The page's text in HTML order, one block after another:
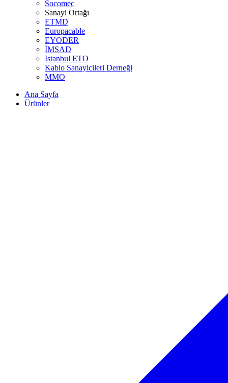
Socomec
Sanayi Ortağı
ETMD
Europacable
EYODER
İMSAD
Istanbul ETO
Kablo Sanayicileri Derneği
MMO
Ana Sayfa
Ürünler